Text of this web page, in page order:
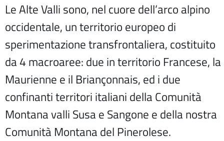
Le Alte Valli sono, nel cuore dell’arco alpino
occidentale, un territorio europeo di
sperimentazione transfrontaliera, costituito
da 4 macroaree: due in territorio Francese, la
Maurienne e il Briançonnais, ed i due
confinanti territori italiani della Comunità
Montana valli Susa e Sangone e della nostra
Comunità Montana del Pinerolese.